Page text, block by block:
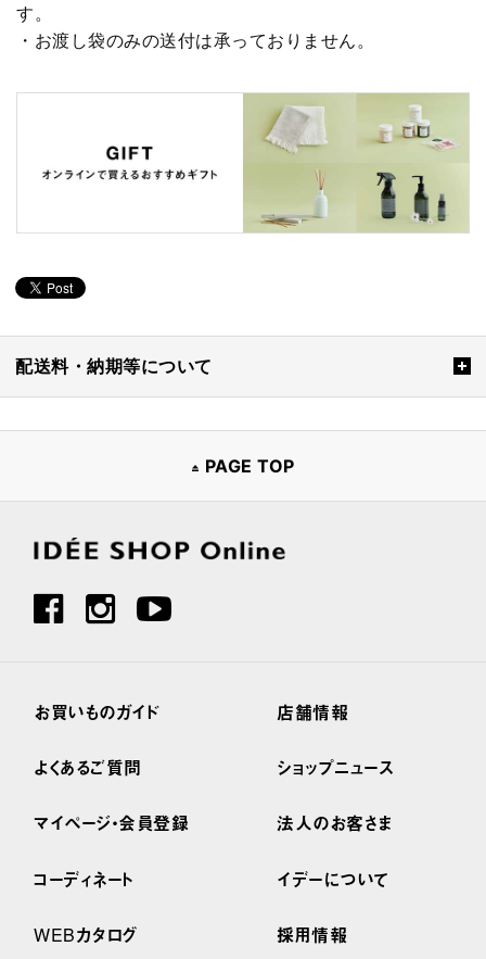
す。
・お渡し袋のみの送付は承っておりません。
配送料・納期等について
PAGE TOP
お買いものガイド
よくあるご質問
マイページ・会員登録
コーディネート
WEBカタログ
店舗情報
ショップニュース
法人のお客さま
イデーについて
採用情報